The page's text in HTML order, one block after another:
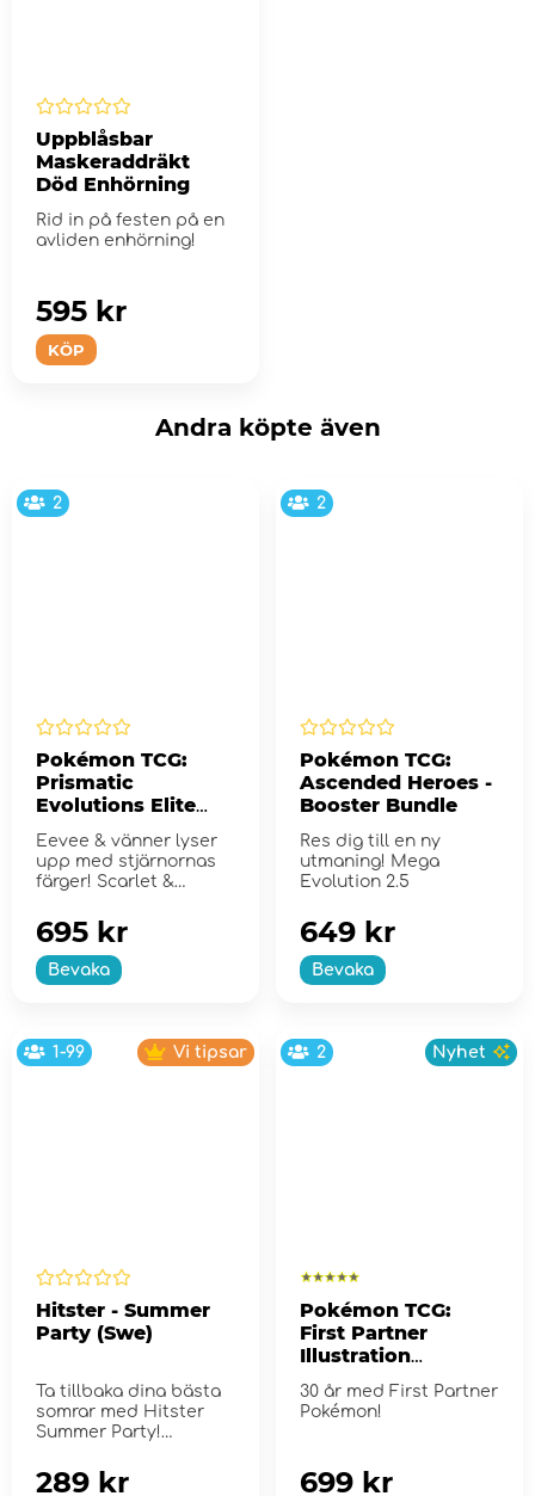
Uppblåsbar
Maskeraddräkt
Död Enhörning
Rid in på festen på en
avliden enhörning!
KÖP
595 kr
Andra köpte även
2
Pokémon TCG:
Prismatic
Evolutions Elite
Trainer Box
Eevee & vänner lyser
upp med stjärnornas
färger! Scarlet &
Bevaka
695 kr
2
Pokémon TCG:
Ascended Heroes -
Booster Bundle
Res dig till en ny
utmaning! Mega
Evolution 2.5
Bevaka
649 kr
1-99 Vi tipsar
Hitster - Summer
Party (Swe)
Ta tillbaka dina bästa
somrar med Hitster
Summer Party!
289 kr
2 Nyhet
Pokémon TCG:
First Partner
Illustration
2
30 år med First Partner
Pokémon!
699 kr